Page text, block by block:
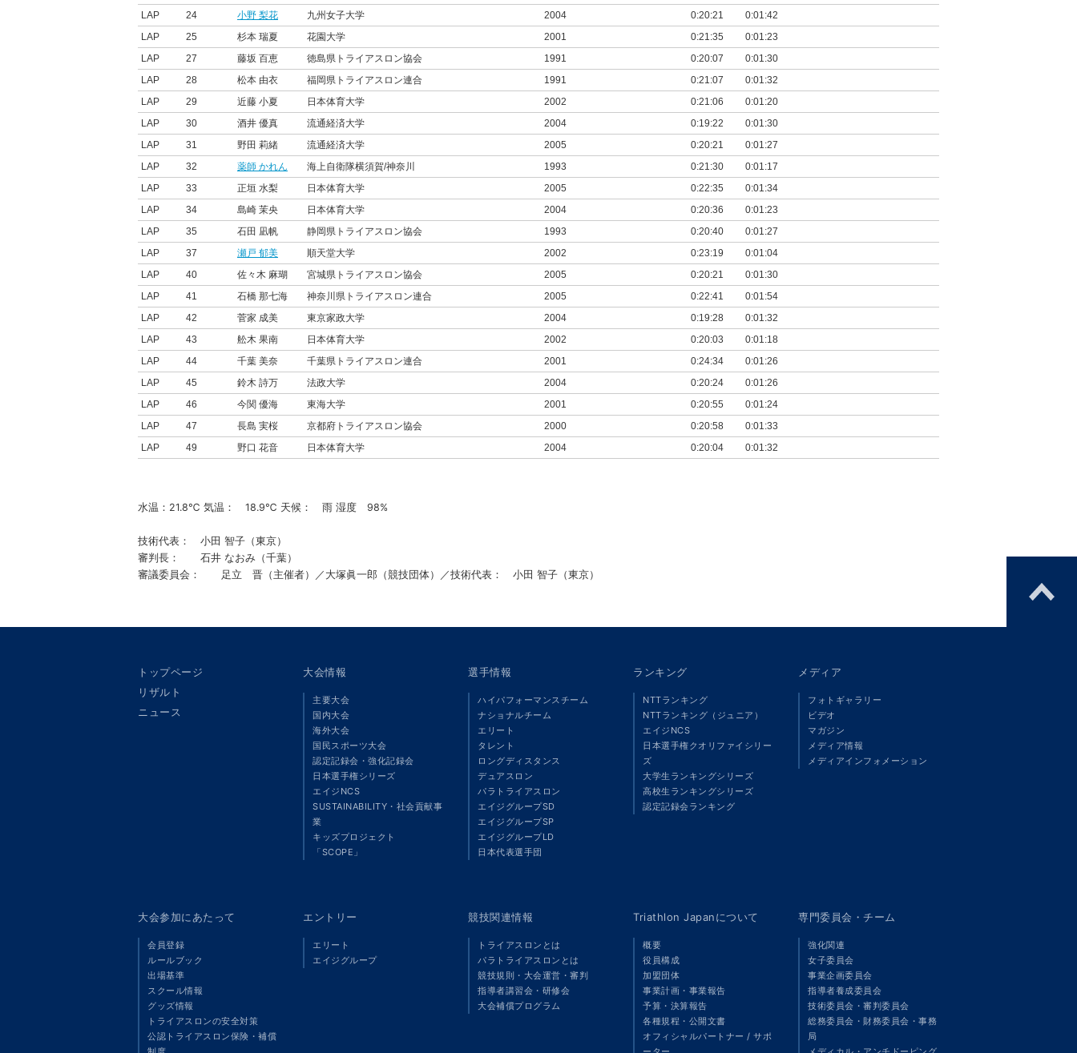
LAP
24 小野 梨花 九州女子大学 2004 0:20:21
0:01:42
LAP
25 杉本 瑞夏 花園大学 2001 0:21:35
0:01:23
LAP
27 藤坂 百恵 徳島県トライアスロン協会 1991 0:20:07
0:01:30
LAP
28 松本 由衣 福岡県トライアスロン連合 1991 0:21:07
0:01:32
LAP
29 近藤 小夏 日本体育大学 2002 0:21:06
0:01:20
LAP
30 酒井 優真 流通経済大学 2004 0:19:22
0:01:30
LAP
31 野田 莉緒 流通経済大学 2005 0:20:21
0:01:27
LAP
32 薬師 かれん 海上自衛隊横須賀/神奈川 1993 0:21:30
0:01:17
LAP
33 正垣 水梨 日本体育大学 2005 0:22:35
0:01:34
LAP
34 島崎 茉央 日本体育大学 2004 0:20:36
0:01:23
LAP
35 石田 凪帆 静岡県トライアスロン協会 1993 0:20:40
0:01:27
LAP
37 瀬戸 郁美 順天堂大学 2002 0:23:19
0:01:04
LAP
40 佐々木 麻瑚 宮城県トライアスロン協会 2005 0:20:21
0:01:30
LAP
41 石橋 那七海 神奈川県トライアスロン連合 2005 0:22:41
0:01:54
LAP
42 菅家 成美 東京家政大学 2004 0:19:28
0:01:32
LAP
43 舩木 果南 日本体育大学 2002 0:20:03
0:01:18
LAP
44 千葉 美奈 千葉県トライアスロン連合 2001 0:24:34
0:01:26
LAP
45 鈴木 詩万 法政大学 2004 0:20:24
0:01:26
LAP
46 今関 優海 東海大学 2001 0:20:55
0:01:24
LAP
47 長島 実桜 京都府トライアスロン協会 2000 0:20:58
0:01:33
LAP
49 野口 花音 日本体育大学 2004 0:20:04 0:01:32
水温：21.8℃ 気温： 18.9℃ 天候： 雨 湿度 98%
技術代表： 小田 智子（東京）
審判長： 石井 なおみ（千葉）
審議委員会： 足立 晋（主催者）／大塚眞一郎（競技団体）／技術代表： 小田 智子（東京）
トップページ
リザルト
ニュース
大会情報
主要大会
国内大会
海外大会
国民スポーツ大会
認定記録会・強化記録会
日本選手権シリーズ
エイジNCS
SUSTAINABILITY・社会貢献事
業
キッズプロジェクト
「SCOPE」
選手情報
ハイパフォーマンスチーム
ナショナルチーム
エリート
タレント
ロングディスタンス
デュアスロン
パラトライアスロン
エイジグループSD
エイジグループSP
エイジグループLD
日本代表選手団
ランキング
NTTランキング
NTTランキング（ジュニア）
エイジNCS
日本選手権クオリファイシリー
ズ
大学生ランキングシリーズ
高校生ランキングシリーズ
認定記録会ランキング
メディア
フォトギャラリー
ビデオ
マガジン
メディア情報
メディアインフォメーション
大会参加にあたって
会員登録
ルールブック
出場基準
スクール情報
グッズ情報
トライアスロンの安全対策
公認トライアスロン保険・補償
エントリー
エリート
エイジグループ
競技関連情報
トライアスロンとは
パラトライアスロンとは
競技規則・大会運営・審判
指導者講習会・研修会
大会補償プログラム
Triathlon Japanについて
概要
役員構成
加盟団体
事業計画・事業報告
予算・決算報告
各種規程・公開文書
オフィシャルパートナー / サポ
専門委員会・チーム
強化関連
女子委員会
事業企画委員会
指導者養成委員会
技術委員会・審判委員会
総務委員会・財務委員会・事務
局